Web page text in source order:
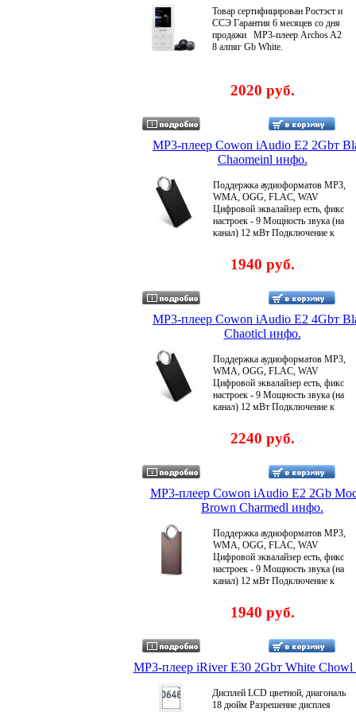
Товар сертифицирован Ростэст и
ССЭ Гарантия 6 месяцев со дня
продажи MP3-плеер Archos A2
8 алпяг Gb White.
2020 руб.
MP3-плеер Cowon iAudio E2 2Gbт
Chaomeinl инфо.
Поддержка аудиоформатов MP3,
WMA, OGG, FLAC, WAV
Цифровой эквалайзер есть, фикс
настроек - 9 Мощность звука (на
канал) 12 мВт Подключение к
сертифицирован Ростэст и ССЭ
Гарантия 6 малгецесяцев со дня
1940 руб.
MP3-плеер Cowon iAudio E2 4Gbт
Chaoticl инфо.
Поддержка аудиоформатов MP3,
WMA, OGG, FLAC, WAV
Цифровой эквалайзер есть, фикс
настроек - 9 Мощность звука (на
канал) 12 мВт Подключение к
сертифицирован Ростэст и ССЭ
Гарантия 6 малгжбесяцев со дня
2240 руб.
MP3-плеер Cowon iAudio E2 2Gb
Brown Charmedl инфо.
Поддержка аудиоформатов MP3,
WMA, OGG, FLAC, WAV
Цифровой эквалайзер есть, фикс
настроек - 9 Мощность звука (на
канал) 12 мВт Подключение к
сертифицирован Ростэст и ССЭ
Гарантия 6 малгжйесяцев со дня
1940 руб.
MP3-плеер iRiver E30 2Gbт White
Дисплей LCD цветной, диагональ
18 дюйм Разрешение дисплея